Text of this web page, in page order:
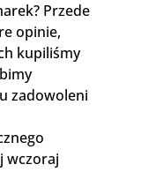
Przede
opinie,
kupiliśmy
zadowoleni
wczoraj